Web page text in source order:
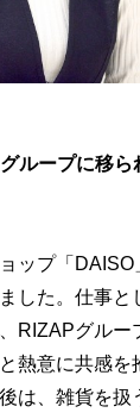
ープに移ら
ップ「DAISO
した。仕事と
RIZAPグルー
熱意に共感を
は、雑貨を扱